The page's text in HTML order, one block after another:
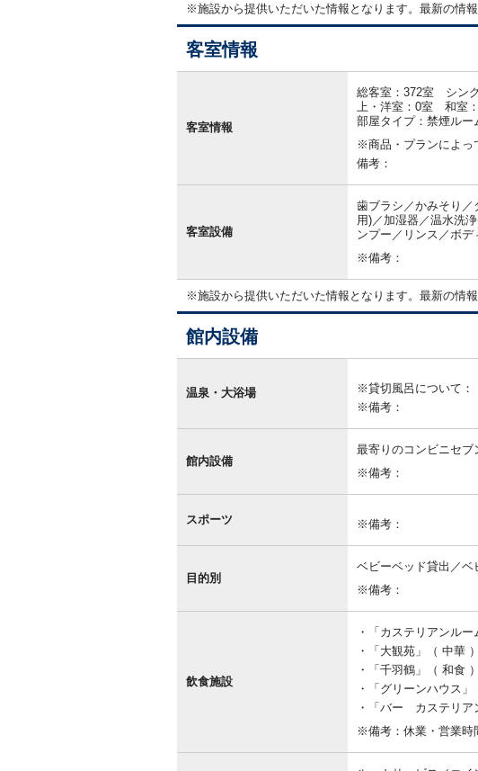
※施設から提供いただいた情報となります。最新の情
客室情報
報
客室情報
総客室：372室 シン
上・洋室：0室 和室
部屋タイプ：禁煙ルー
※商品・プランによっ
備考：
客室設備
歯ブラシ／かみそり／
用)／加湿器／温水洗
ンプー／リンス／ボ
※備考：
※施設から提供いただいた情報となります。最新の情
館内設備
設温泉・大浴場
※貸切風呂について：
※備考：
館内設備
最寄りのコンビニセブ
※備考：
スポーツ ※備考：
目的別
ベビーベッド貸出／ベ
※備考：
飲食施設
「カステリアンル
「大観苑」（ 中華
「千羽鶴」（ 和食
「グリーンハウス
「バー カステリ
※備考：休業・営業時